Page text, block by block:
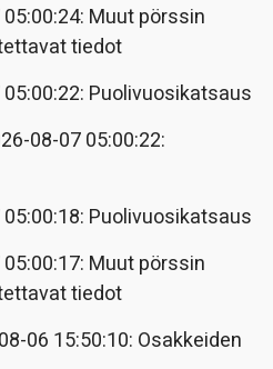
Muut pörssin
tiedot
Puolivuosikatsaus
08-07 05:00:22:
Puolivuosikatsaus
Muut pörssin
tiedot
06 15:50:10: Osakkeiden